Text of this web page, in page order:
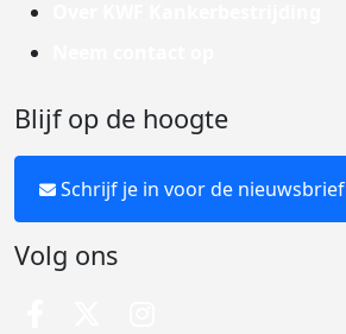
Blijf op de hoogte
Schrijf je in voor de nieuwsbrief
Volg ons